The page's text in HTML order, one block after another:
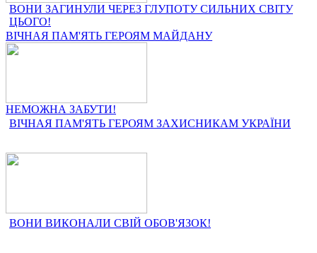
ВОНИ ЗАГИНУЛИ ЧЕРЕЗ ГЛУПОТУ СИЛЬНИХ СВІТУ
ЦЬОГО!
ВІЧНАЯ ПАМ'ЯТЬ ГЕРОЯМ МАЙДАНУ
НЕМОЖНА ЗАБУТИ!
ВІЧНАЯ ПАМ'ЯТЬ ГЕРОЯМ ЗАХИСНИКАМ УКРАЇНИ
ВОНИ ВИКОНАЛИ СВІЙ ОБОВ'ЯЗОК!